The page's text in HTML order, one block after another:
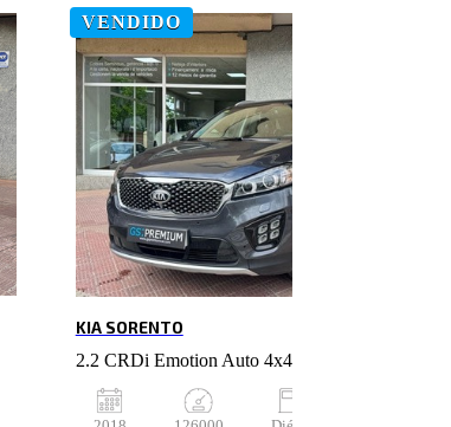
VENDIDO
KIA SORENTO
2.2 CRDi Emotion Auto 4x4 P. Lux